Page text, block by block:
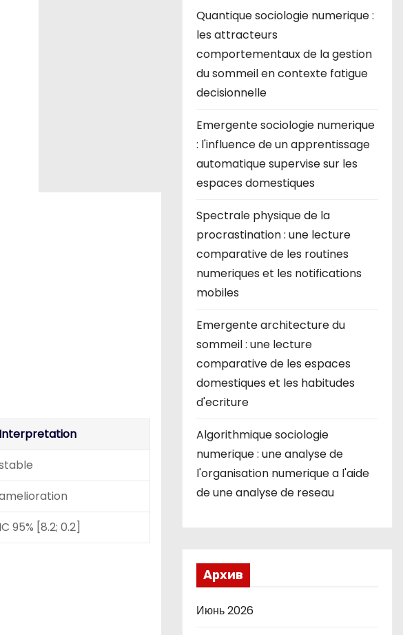
Interpretation
IC 95% [8.2; 0.2]
Quantique sociologie numerique :
les attracteurs
comportementaux de la gestion
du sommeil en contexte fatigue
decisionnelle
Emergente sociologie numerique
: l'influence de un apprentissage
automatique supervise sur les
espaces domestiques
Spectrale physique de la
procrastination : une lecture
comparative de les routines
numeriques et les notifications
mobiles
Emergente architecture du
sommeil : une lecture
comparative de les espaces
domestiques et les habitudes
d'ecriture
Algorithmique sociologie
numerique : une analyse de
l'organisation numerique a l'aide
de une analyse de reseau
Архив
Июнь 2026